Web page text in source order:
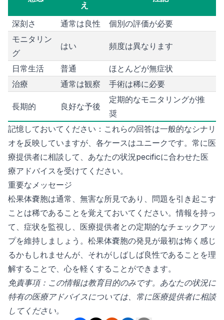
え
深刻さ 通常は良性
個別の評価が必要
モニタリン
グ
はい 頻度は異なります
日常生活 普通
ほとんどが無症状
治療
通常は観察 手術は稀に必要
長期的 良好な予後
定期的なモニタリングが推
奨
記憶しておいてください：これらの回答は一般的なシナリ
オを反映していますが、各ケースはユニークです。常に医
療提供者に相談して、あなたの状況pecificに合わせた医
療アドバイスを受けてください。
重要なメッセージ
松果体嚢胞は通常、無害な所見であり、問題を引き起こす
ことは稀であることを覚えておいてください。情報を持っ
て、症状を監視し、医療提供者との定期的なチェックアッ
プを維持しましょう。松果体嚢胞の発見が最初は怖く感じ
るかもしれませんが、それがしばしば良性であることを理
解することで、心を軽くすることができます。
免責事項：この情報は教育目的のみです。あなたの状況に
特有の医療アドバイスについては、常に医療提供者に相談
してください。